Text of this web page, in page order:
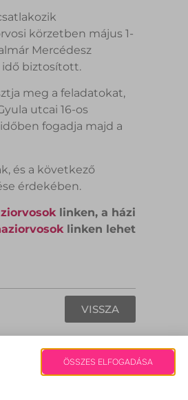
körzetben május 1-
Mercédesz
idő biztosított.
meg a feladatokat,
utcai 16-os
fogadja majd a
és a következő
érdekében.
linken, a házi
linken lehet
VISSZA
Hírek | Copyright 2008
ÖSSZES ELFOGADÁSA